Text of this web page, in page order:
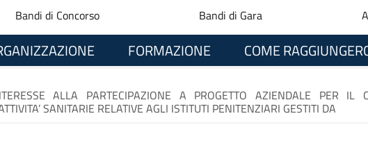
Bandi di Concorso Bandi di Gara
FORMAZIONE COME
ALLA PARTECIPAZIONE A PROGETTO AZIENDALE PER IL
SANITARIE RELATIVE AGLI ISTITUTI PENITENZIARI GESTITI DA